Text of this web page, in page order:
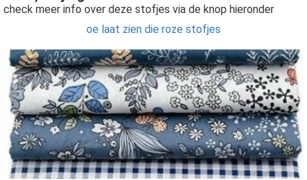
check meer info over deze stofjes via de knop hieronder
oe laat zien die roze stofjes